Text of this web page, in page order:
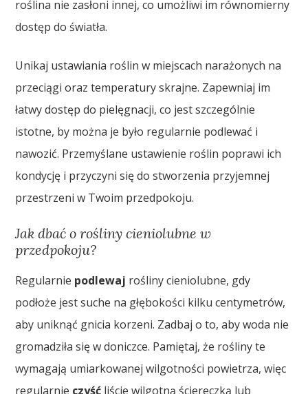
roślina nie zasłoni innej, co umożliwi im równomierny
dostęp do światła.
Unikaj ustawiania roślin w miejscach narażonych na
przeciągi oraz temperatury skrajne. Zapewniaj im
łatwy dostęp do pielęgnacji, co jest szczególnie
istotne, by można je było regularnie podlewać i
nawozić. Przemyślane ustawienie roślin poprawi ich
kondycję i przyczyni się do stworzenia przyjemnej
przestrzeni w Twoim przedpokoju.
Jak dbać o rośliny cieniolubne w
przedpokoju?
Regularnie podlewaj rośliny cieniolubne, gdy
podłoże jest suche na głębokości kilku centymetrów,
aby uniknąć gnicia korzeni. Zadbaj o to, aby woda nie
gromadziła się w doniczce. Pamiętaj, że rośliny te
wymagają umiarkowanej wilgotności powietrza, więc
regularnie czyść liście wilgotną ściereczką lub